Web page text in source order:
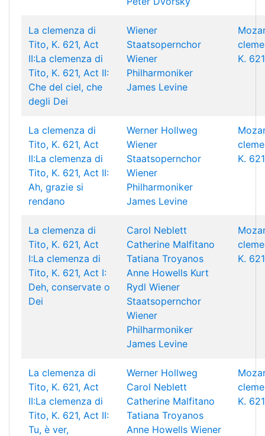
La clemenza di
Tito, K. 621, Act
II:La clemenza di
Tito, K. 621, Act II:
Che del ciel, che
degli Dei
Wiener
Staatsopernchor
Wiener
Philharmoniker
James Levine
K. 621
La clemenza di
Tito, K. 621, Act
II:La clemenza di
Tito, K. 621, Act II:
Ah, grazie si
rendano
Werner Hollweg
Wiener
Staatsopernchor
Wiener
Philharmoniker
James Levine
K. 621
La clemenza di
Tito, K. 621, Act
I:La clemenza di
Tito, K. 621, Act I:
Deh, conservate o
Dei
Carol Neblett
Catherine Malfitano
Tatiana Troyanos
Anne Howells Kurt
Rydl Wiener
Staatsopernchor
Wiener
Philharmoniker
James Levine
K. 621
La clemenza di
Tito, K. 621, Act
II:La clemenza di
Tito, K. 621, Act II:
Tu, è ver,
Werner Hollweg
Carol Neblett
Catherine Malfitano
Tatiana Troyanos
Anne Howells Wiener
K. 621